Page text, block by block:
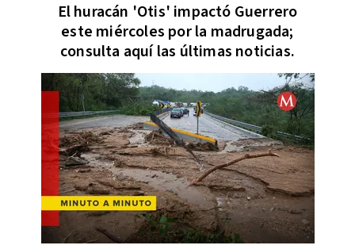
El huracán 'Otis' impactó Guerrero
este miércoles por la madrugada;
consulta aquí las últimas noticias.